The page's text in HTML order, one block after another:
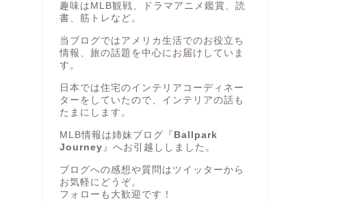
趣味はMLB観戦、ドラマアニメ鑑賞、読
書、筋トレなど。
当ブログではアメリカ生活でのお役立ち
情報、旅の話題を中心にお届けしていま
す。
日本では住宅のインテリアコーディネー
ターをしていたので、インテリアの話も
たまにします。
MLB情報は姉妹ブログ『 Ballpark
Journey 』へお引越ししました。
ブログへの感想や質問はツイッターから
お気軽にどうぞ。
フォローも大歓迎です！